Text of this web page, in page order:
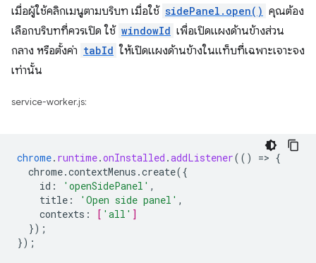
เมื่อผู้ใช้คลิกเมนูตามบริบท เมื่อใช้ sidePanel.open() คุณต้อง
เลือกบริบทที่ควรเปิด ใช้ windowId เพื่อเปิดแผงด้านข้างส่วน
กลาง หรือตั้งค่า tabId ให้เปิดแผงด้านข้างในแท็บที่เฉพาะเจาะจง
เท่านั้น
service-worker.js:
chrome. runtime.onInstalled .addListener(() => {
chrome.contextMenus.create({
id : 'openSidePanel' ,
title : 'Open side panel' ,
contexts : [ 'all' ]
});
});